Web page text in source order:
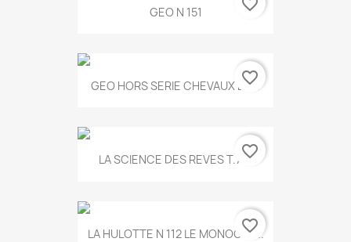
GEO N 151
GEO HORS SERIE CHEVAUX ET...
favorite_border
LA SCIENCE DES REVES T.787
favorite_border
LA HULOTTE N 112 LE MONOCLE...
favorite_border